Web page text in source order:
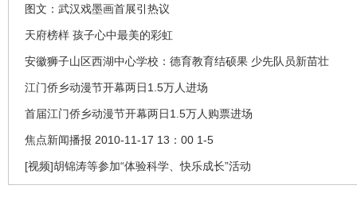
图文：武汉戏墨画首展引热议
天府榜样 孩子心中最美的彩虹
安徽狮子山区西湖中心学校：德育教育结硕果 少先队员新苗壮
江门侨乡动漫节开幕两日1.5万人进场
首届江门侨乡动漫节开幕两日1.5万人购票进场
焦点新闻播报 2010-11-17 13：00 1-5
[视频]胡锦涛等参加“体验科学、快乐成长”活动